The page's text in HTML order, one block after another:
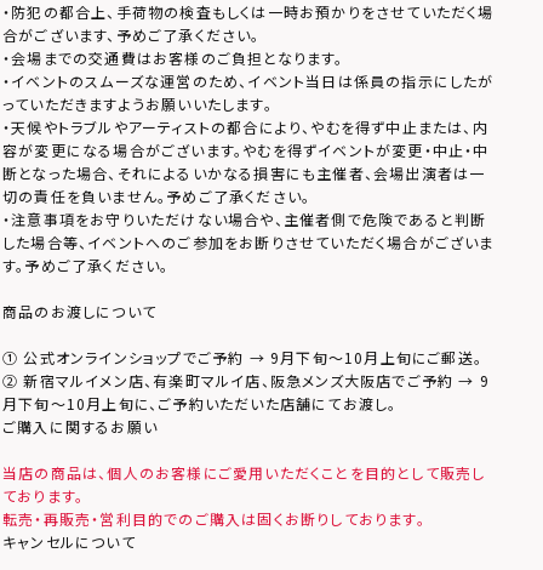
・防犯の都合上、手荷物の検査もしくは一時お預かりをさせていただく場
合がございます、予めご了承ください。
・会場までの交通費はお客様のご負担となります。
・イベントのスムーズな運営のため、イベント当日は係員の指示にしたが
っていただきますようお願いいたします。
・天候やトラブルやアーティストの都合により、やむを得ず中止または、内
容が変更になる場合がございます。やむを得ずイベントが変更・中止・中
断となった場合、それによるいかなる損害にも主催者、会場出演者は一
切の責任を負いません。予めご了承ください。
・注意事項をお守りいただけない場合や、主催者側で危険であると判断
した場合等、イベントへのご参加をお断りさせていただく場合がございま
す。予めご了承ください。
商品のお渡しについて
① 公式オンラインショップでご予約 → 9月下旬～10月上旬にご郵送。
② 新宿マルイメン店、有楽町マルイ店、阪急メンズ大阪店でご予約 → 9
月下旬～10月上旬に、ご予約いただいた店舗にてお渡し。
ご購入に関するお願い
当店の商品は、個人のお客様にご愛用いただくことを目的として販売し
ております。
転売・再販売・営利目的でのご購入は固くお断りしております。
キャンセルについて